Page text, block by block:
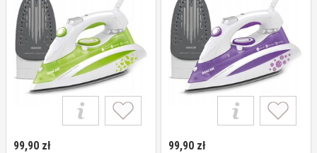
99,90 zł 99,90 zł